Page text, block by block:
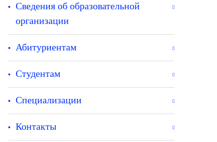
Сведения об образовательной
организации
Абитуриентам
Студентам
Специализации
Контакты